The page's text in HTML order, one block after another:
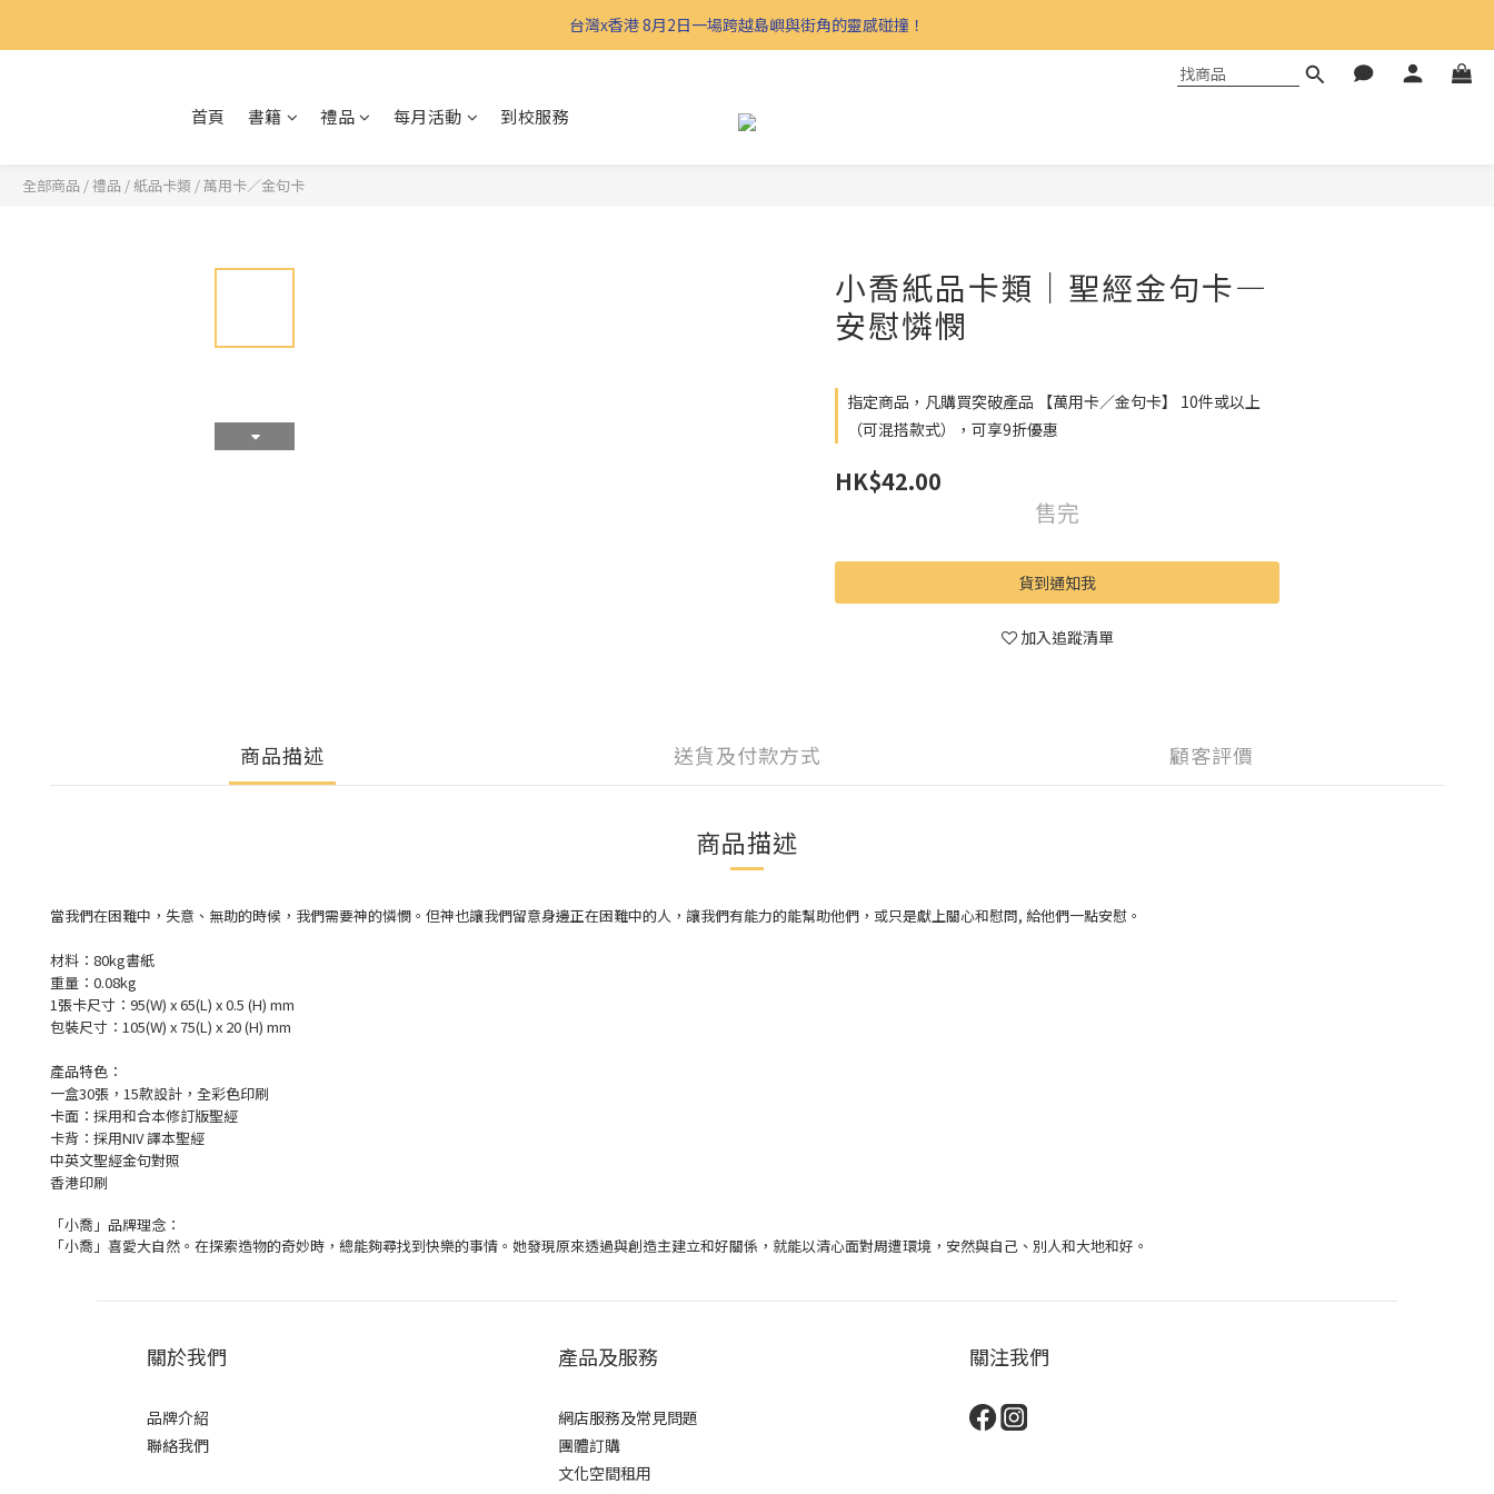
台灣x香港 8月2日一場跨越島嶼與街角的靈感碰撞！
首頁 書籍 禮品 每月活動 到校服務
全部商品 /禮品 /紙品卡類 /萬用卡／金句卡
小喬紙品卡類｜聖經金句卡—
安慰憐憫
指定商品，凡購買突破產品 【萬用卡／金句卡】 10件或以上
（可混搭款式），可享9折優惠
HK$42.00
售完
貨到通知我
加入追蹤清單
商品描述 送貨及付款方式 顧客評價
商品描述
當我們在困難中，失意、無助的時候，我們需要神的憐憫。但神也讓我們留意身邊正在困難中的人，讓我們有能力的能幫助他們，或只是獻上關心和慰問, 給他們一點安慰。
材料：80kg書紙
重量：0.08kg
1張卡尺寸：95(W) x 65(L) x 0.5 (H) mm
包裝尺寸：105(W) x 75(L) x 20 (H) mm
產品特色：
一盒30張，15款設計，全彩色印刷
卡面：採用和合本修訂版聖經
卡背：採用NIV 譯本聖經
中英文聖經金句對照
香港印刷
「小喬」品牌理念：
「小喬」喜愛大自然。在探索造物的奇妙時，總能夠尋找到快樂的事情。她發現原來透過與創造主建立和好關係，就能以清心面對周遭環境，安然與自己、別人和大地和好。
關於我們
品牌介紹
聯絡我們
產品及服務
網店服務及常見問題
團體訂購
文化空間租用
關注我們